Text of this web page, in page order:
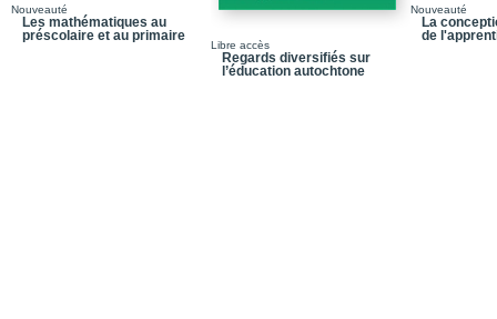
Conclusion
Bibliographie
Index
Nouveauté
Les mathématiques au
préscolaire et au primaire
Libre accès
Regards diversifiés sur
l’éducation autochtone
Nouveauté
La
de